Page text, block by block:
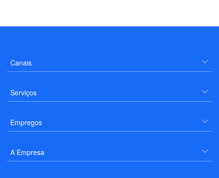
Canais
Serviços
Empregos
A Empresa